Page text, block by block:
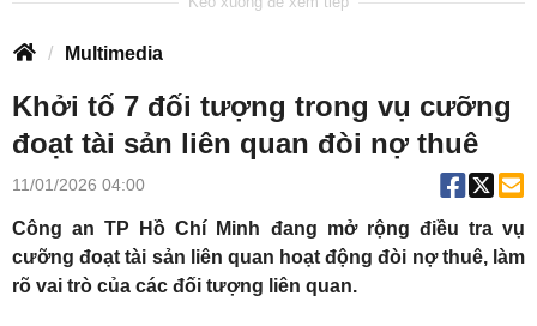
Multimedia
Khởi tố 7 đối tượng trong vụ cưỡng
đoạt tài sản liên quan đòi nợ thuê
11/01/2026 04:00
Công an TP Hồ Chí Minh đang mở rộng điều tra vụ
cưỡng đoạt tài sản liên quan hoạt động đòi nợ thuê, làm
rõ vai trò của các đối tượng liên quan.